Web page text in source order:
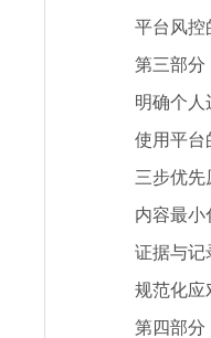
平台风控
第三部分
明确个人
使用平台
三步优先
内容最小
证据与记
规范化应
第四部分